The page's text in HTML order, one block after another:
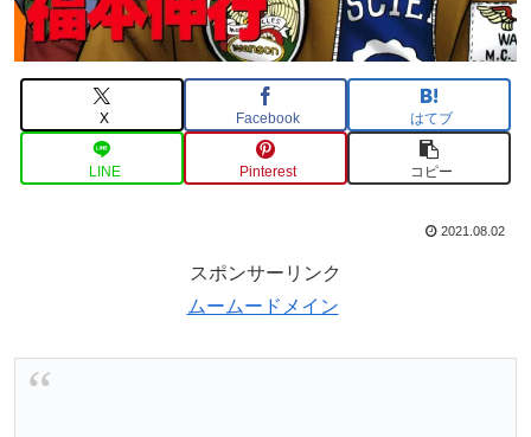
X Facebook はてブ
LINE Pinterest コピー
2021.08.02
スポンサーリンク
ムームードメイン